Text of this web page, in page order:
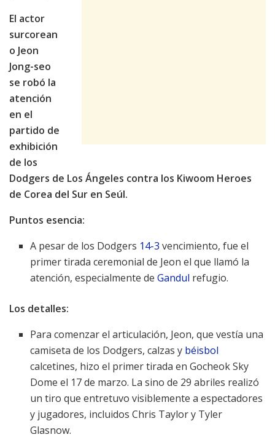
El actor
surcorean
o Jeon
Jong-seo
se robó la
atención
en el
partido de
exhibición
de los
Dodgers de Los Ángeles contra los Kiwoom Heroes
de Corea del Sur en Seúl.
Puntos esencia:
A pesar de los Dodgers 14-3 vencimiento, fue el
primer tirada ceremonial de Jeon el que llamó la
atención, especialmente deGandul refugio.
Los detalles:
Para comenzar el articulación, Jeon, que vestía una
camiseta de los Dodgers, calzas y béisbol
calcetines, hizo el primer tirada en Gocheok Sky
Dome el 17 de marzo. La sino de 29 abriles realizó
un tiro que entretuvo visiblemente a espectadores
y jugadores, incluidos Chris Taylor y Tyler
Glasnow.